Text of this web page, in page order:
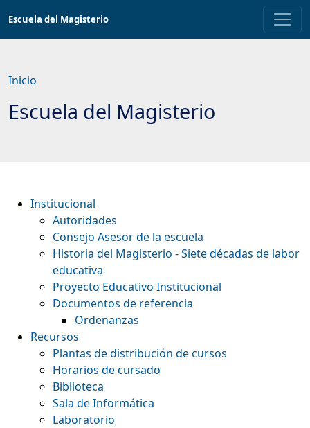
contenido
Escuela del Magisterio
Inicio
Escuela del Magisterio
Institucional
Autoridades
Consejo Asesor de la escuela
Historia del Magisterio - Siete décadas de labor
educativa
Proyecto Educativo Institucional
Documentos de referencia
Ordenanzas
Recursos
Plantas de distribución de cursos
Horarios de cursado
Biblioteca
Sala de Informática
Laboratorio